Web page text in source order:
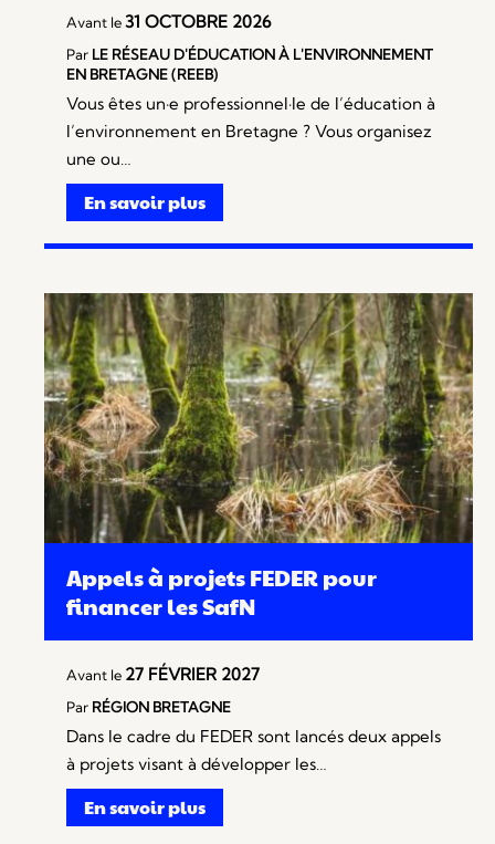
Avant le31 OCTOBRE 2026
Par LE RÉSEAU D'ÉDUCATION À L'ENVIRONNEMENT
EN BRETAGNE (REEB)
Vous êtes un·e professionnel·le de l’éducation à
l’environnement en Bretagne ? Vous organisez
une ou…
En savoir plus
Appels à projets FEDER pour
financer les SafN
Avant le 27 FÉVRIER 2027
Par RÉGION BRETAGNE
Dans le cadre du FEDER sont lancés deux appels
à projets visant à développer les…
En savoir plus